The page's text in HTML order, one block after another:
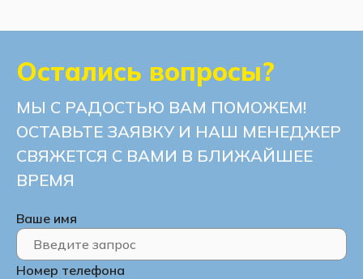
Остались вопросы?
МЫ С РАДОСТЬЮ ВАМ ПОМОЖЕМ!
ОСТАВЬТЕ ЗАЯВКУ И НАШ МЕНЕДЖЕР
СВЯЖЕТСЯ С ВАМИ В БЛИЖАЙШЕЕ
ВРЕМЯ
Ваше имя
Номер телефона